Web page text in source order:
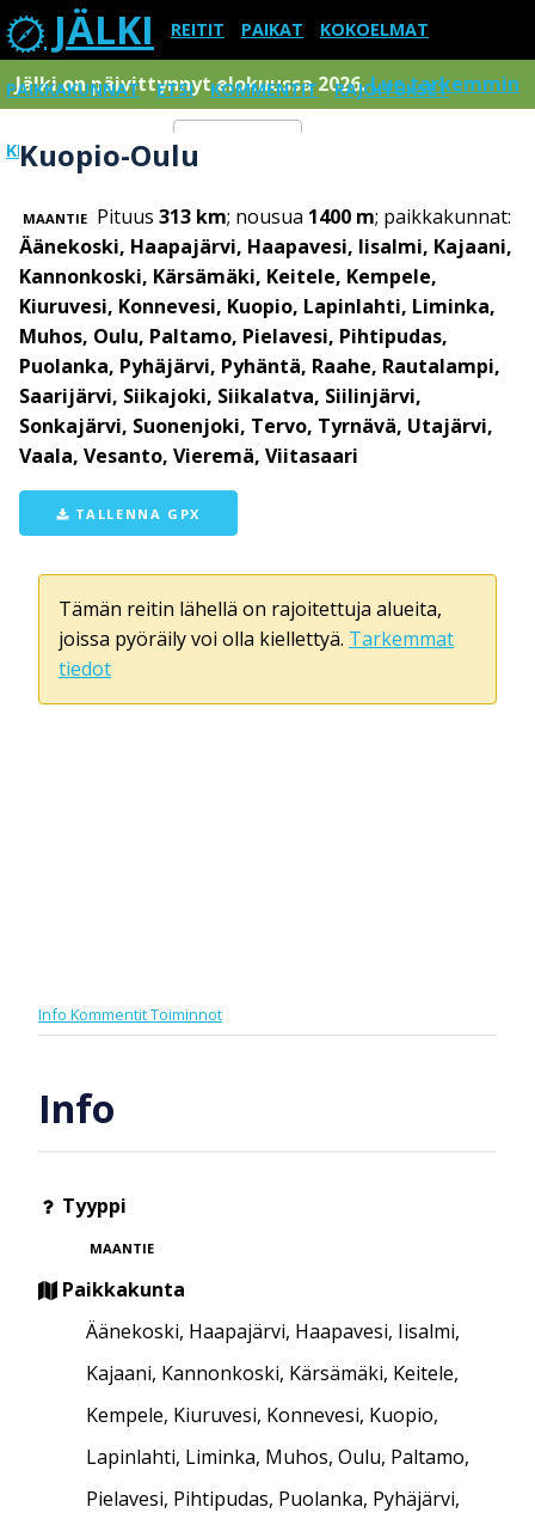
JÄLKI REITIT PAIKAT KOKOELMAT
PAIKKAKUNNAT ETSI KOMMENTIT RAJOITUKSET
KIRJAUDU SISÄÄN
Jälki on päivittynnyt elokuussa 2026.Lue tarkemmin
Kuopio-Oulu
MAANTIE Pituus 313 km; nousua 1400 m; paikkakunnat:
Äänekoski, Haapajärvi, Haapavesi, Iisalmi, Kajaani,
Kannonkoski, Kärsämäki, Keitele, Kempele,
Kiuruvesi, Konnevesi, Kuopio, Lapinlahti, Liminka,
Muhos, Oulu, Paltamo, Pielavesi, Pihtipudas,
Puolanka, Pyhäjärvi, Pyhäntä, Raahe, Rautalampi,
Saarijärvi, Siikajoki, Siikalatva, Siilinjärvi,
Sonkajärvi, Suonenjoki, Tervo, Tyrnävä, Utajärvi,
Vaala, Vesanto, Vieremä, Viitasaari
TALLENNA GPX
Tämän reitin lähellä on rajoitettuja alueita,
joissa pyöräily voi olla kiellettyä. Tarkemmat
tiedot
Info KommentitToiminnot
Info
Tyyppi
MAANTIE
Paikkakunta
Äänekoski, Haapajärvi, Haapavesi, Iisalmi,
Kajaani, Kannonkoski, Kärsämäki, Keitele,
Kempele, Kiuruvesi, Konnevesi, Kuopio,
Lapinlahti, Liminka, Muhos, Oulu, Paltamo,
Pielavesi, Pihtipudas, Puolanka, Pyhäjärvi,